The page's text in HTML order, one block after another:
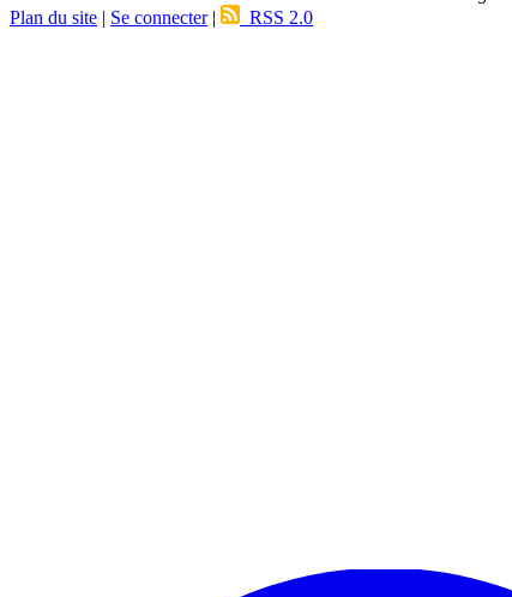
Plan du site | Se connecter| RSS 2.0